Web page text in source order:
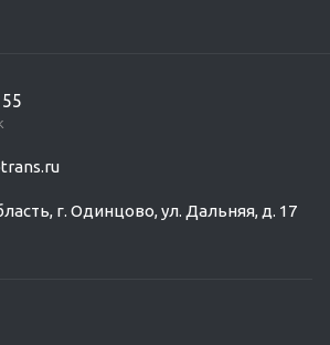
г. Одинцово, ул. Дальняя, д. 17